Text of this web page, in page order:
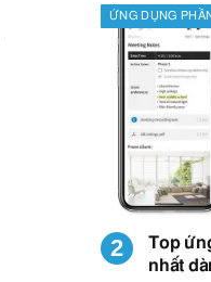
ỨNG DỤNG
Top
nhất